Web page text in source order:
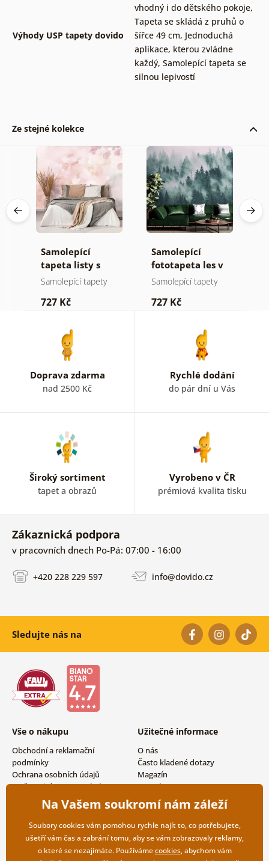
Výhody USP tapety dovido
vhodný i do dětského pokoje,
Tapeta se skládá z pruhů o
šířce 49 cm, Jednoduchá
aplikace, kterou zvládne
každý, Samolepící tapeta se
silnou lepivostí
Ze stejné kolekce
Samolepící
tapeta listy s
pastelovým
Samolepící tapety
727 Kč
Samolepící
fototapeta les v
mlze
Samolepící tapety
727 Kč
Doprava zdarma
nad 2500 Kč
Rychlé dodání
do pár dní u Vás
Široký sortiment
tapet a obrazů
Vyrobeno v ČR
prémiová kvalita tisku
Zákaznická podpora
v pracovních dnech Po-Pá: 07:00 - 16:00
+420 228 229 597 info@dovido.cz
Sledujte nás na
Vše o nákupu
Obchodní a reklamační
podmínky
Ochrana osobních údajů
Možnosti dopravy a platby
Vrácení zboží
Užitečné informace
O nás
Často kladené dotazy
Magazín
Kontakty
Velkoobchodní spolupráce
Na Vašem soukromí nám záleží
Soubory cookies vám pomohou rychle najít to, co potřebujete,
ušetří vám čas a zabrání tomu, aby se vám zobrazovaly reklamy,
o které se nezajímáte. Používámecookies, abychom vám